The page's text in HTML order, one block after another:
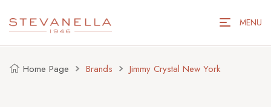
MENU
Home Page Brands Jimmy Crystal New York